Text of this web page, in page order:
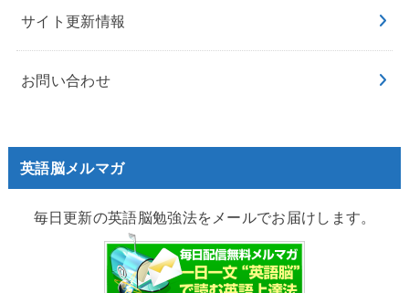
サイト更新情報
お問い合わせ
英語脳メルマガ
毎日更新の英語脳勉強法をメールでお届けします。